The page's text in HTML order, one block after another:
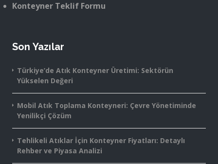
Konteyner Teklif Formu
Son Yazılar
Türkiye’de Atık Konteyner Üretimi: Sektörün
Yükselen Değeri
Mobil Atık Toplama Konteyneri: Çevre Yönetiminde
Yenilikçi Çözüm
Tehlikeli Atıklar İçin Konteyner Fiyatları: Detaylı
Rehber ve Piyasa Analizi